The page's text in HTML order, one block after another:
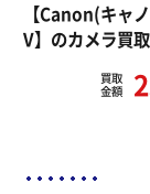
【Canon(キャ
V】のカメラ買
買取
金額